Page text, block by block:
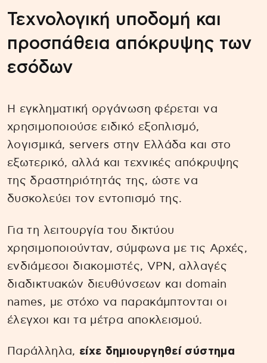
Τεχνολογική υποδομή και
προσπάθεια απόκρυψης των
εσόδων
Η εγκληματική οργάνωση φέρεται να
χρησιμοποιούσε ειδικό εξοπλισμό,
λογισμικά, servers στην Ελλάδα και στο
εξωτερικό, αλλά και τεχνικές απόκρυψης
της δραστηριότητάς της, ώστε να
δυσκολεύει τον εντοπισμό της.
Για τη λειτουργία του δικτύου
χρησιμοποιούνταν, σύμφωνα με τις Αρχές,
ενδιάμεσοι διακομιστές, VPN, αλλαγές
διαδικτυακών διευθύνσεων και domain
names, με στόχο να παρακάμπτονται οι
έλεγχοι και τα μέτρα αποκλεισμού.
Παράλληλα, είχε δημιουργηθεί σύστημα